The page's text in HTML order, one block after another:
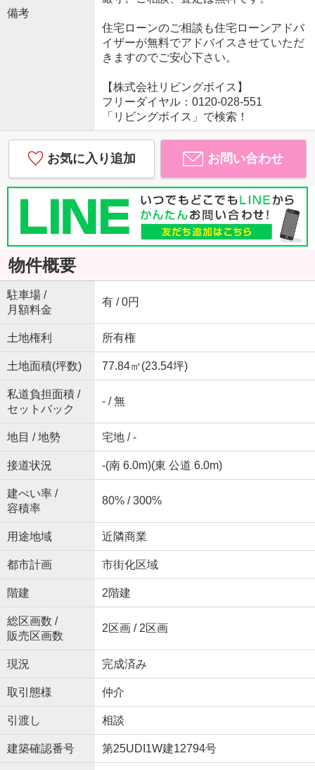
備考
住宅ローンのご相談も住宅ローンアドバ
イザーが無料でアドバイスさせていただ
きますのでご安心下さい。
【株式会社リビングボイス】
フリーダイヤル：0120-028-551
「リビングボイス」で検索！
お気に入り追加 お問い合わせ
物件概要
駐車場 /
月額料金
有 / 0円
土地権利 所有権
土地面積(坪数) 77.84㎡(23.54坪)
私道負担面積 /
セットバック
- / 無
地目 / 地勢 宅地 / -
接道状況 -(南 6.0m)(東 公道 6.0m)
建ぺい率 /
容積率
80% / 300%
用途地域 近隣商業
都市計画 市街化区域
階建 2階建
総区画数 /
販売区画数
2区画 / 2区画
現況 完成済み
取引態様 仲介
引渡し 相談
建築確認番号 第25UDI1W建12794号